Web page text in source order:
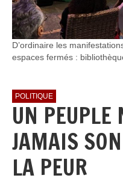
D’ordinaire les
espaces fermés :
POLITIQUE
UN PEUPLE
JAMAIS
LA PEUR